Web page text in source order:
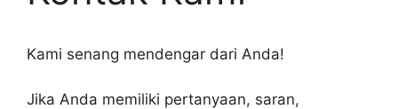
Kami senang mendengar dari Anda!
Jika Anda memiliki pertanyaan, saran,